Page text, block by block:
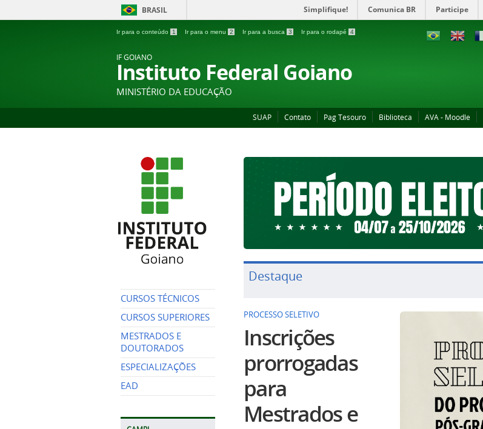
BRASIL Simplifique! Comunica BR Participe
Ir para o conteúdo 1 Ir para o menu 2 Ir para a busca 3 Ir para o rodapé 4
IF GOIANO
Instituto Federal Goiano
MINISTÉRIO DA EDUCAÇÃO
SUAP Contato Pag Tesouro Biblioteca AVA - Moodle
CURSOS TÉCNICOS
CURSOS SUPERIORES
MESTRADOS E
DOUTORADOS
ESPECIALIZAÇÕES
EAD
Destaque
PROCESSO SELETIVO
Inscrições
prorrogadas
para
Mestrados e